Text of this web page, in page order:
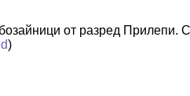
от разред Прилепи.
)